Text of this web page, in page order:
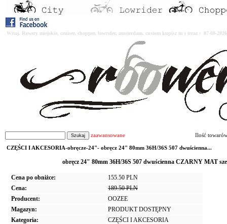
Witaj. Rowery miejskie, cruiser, chopper, lowrider, amsterdam, custom kupisz tu i teraz : 07-08-
zaawansowane Ilość
CZĘŚCI I AKCESORIA-obręcze-24"- obręcz 24" 80mm 36H/36S 507 dwuścienna...
obręcz 24" 80mm 36H/36S 507 dwuścienna CZARNY MAT
Cena po obniżce:
155.50 PLN
Cena:
189.50 PLN
Producent:
OOZEE
Magazyn:
PRODUKT DOSTĘPNY
Kategoria:
CZĘŚCI I AKCESORIA